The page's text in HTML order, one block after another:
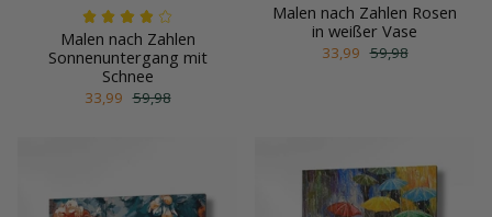
Malen nach Zahlen
Sonnenuntergang mit
Schnee
33,99 59,98
Malen nach Zahlen Rosen
in weißer Vase
33,99 59,98